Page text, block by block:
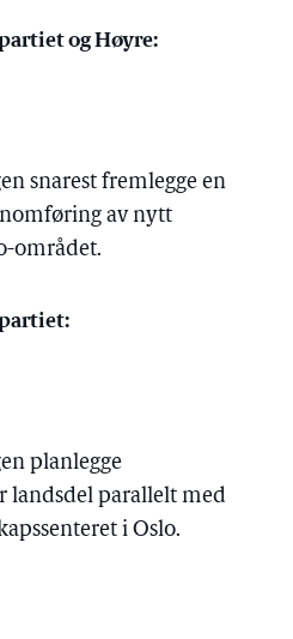
og Høyre:
snarest fremlegge en
av nytt
området.
planlegge
landsdel parallelt med
i Oslo.